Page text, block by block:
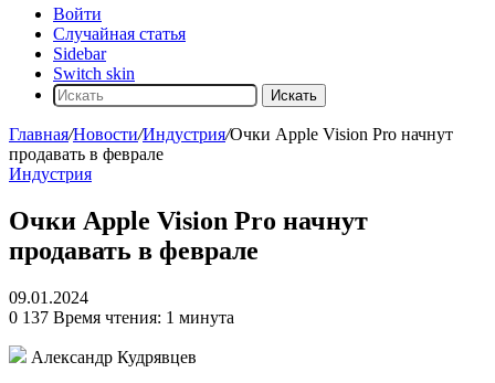
Войти
Случайная статья
Sidebar
Switch skin
Искать
Главная/Новости/Индустрия/Очки Apple Vision Pro начнут
продавать в феврале
Индустрия
Очки Apple Vision Pro начнут
продавать в феврале
09.01.2024
0 137 Время чтения: 1 минута
Александр Кудрявцев